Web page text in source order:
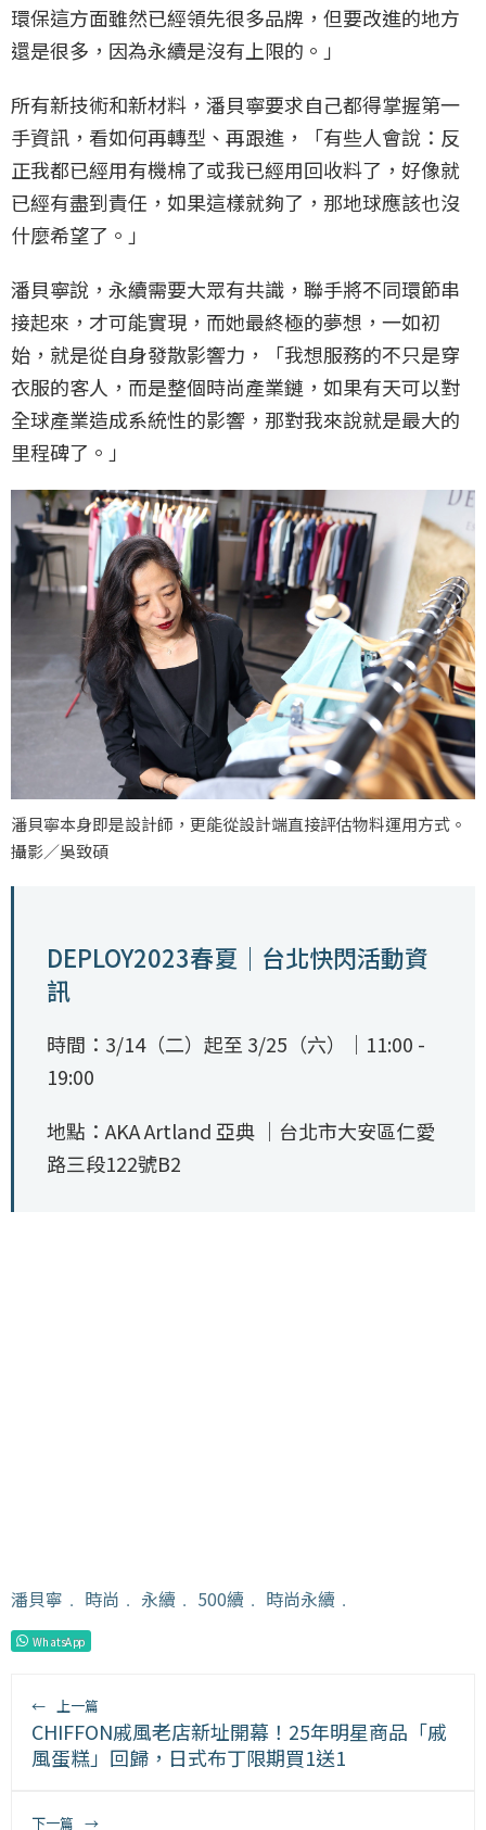
環保這方面雖然已經領先很多品牌，但要改進的地方
還是很多，因為永續是沒有上限的。」
所有新技術和新材料，潘貝寧要求自己都得掌握第一
手資訊，看如何再轉型、再跟進，「有些人會說：反
正我都已經用有機棉了或我已經用回收料了，好像就
已經有盡到責任，如果這樣就夠了，那地球應該也沒
什麼希望了。」
潘貝寧說，永續需要大眾有共識，聯手將不同環節串
接起來，才可能實現，而她最終極的夢想，一如初
始，就是從自身發散影響力，「我想服務的不只是穿
衣服的客人，而是整個時尚產業鏈，如果有天可以對
全球產業造成系統性的影響，那對我來說就是最大的
里程碑了。」
潘貝寧本身即是設計師，更能從設計端直接評估物料運用方式。
攝影／吳致碩
DEPLOY2023春夏｜台北快閃活動資
訊
時間：3/14（二）起至 3/25（六）｜11:00 -
19:00
地點：AKA Artland 亞典 ｜台北市大安區仁愛
路三段122號B2
潘貝寧 ﹒ 時尚 ﹒ 永續 ﹒ 500續 ﹒ 時尚永續 ﹒
WhatsApp
← 上一篇
CHIFFON戚風老店新址開幕！25年明星商品「戚
風蛋糕」回歸，日式布丁限期買1送1
下一篇 →